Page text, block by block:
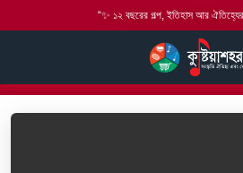
“✨ ১২ বছরের গল্প, ইতিহাস আর ঐতিহ্যের
আমার অপরাধ মার্জনা কর প্রভু